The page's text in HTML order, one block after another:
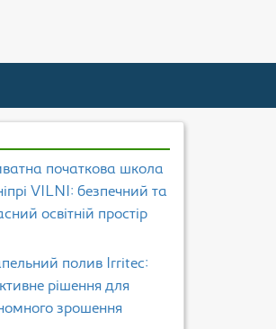
початкова школа
VILNI: безпечний та
освітній простір
полив Irritec:
рішення для
зрошення